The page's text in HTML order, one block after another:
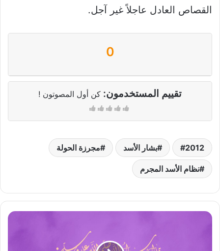
القصاص العادل عاجلاً غير آجل.
0
تقييم المستخدمون: كن أول المصوتون !
2012 بشار الأسد مجرزة الحولة
نظام الأسد المجرم
النهي